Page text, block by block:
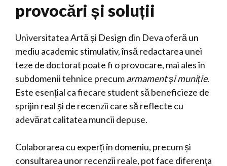
provocări și soluții
Universitatea Artă și Design din Deva oferă un
mediu academic stimulativ, însă redactarea unei
teze de doctorat poate fi o provocare, mai ales în
subdomenii tehnice precumarmament și muniție.
Este esențial ca fiecare student să beneficieze de
sprijin real și de recenzii care să reflecte cu
adevărat calitatea muncii depuse.
Colaborarea cu experți în domeniu, precum și
consultarea unor recenzii reale, pot face diferența